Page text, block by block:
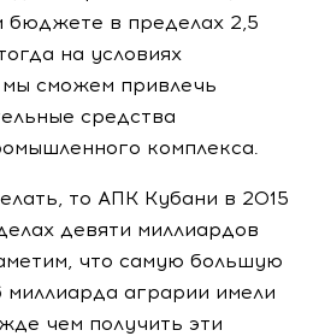
бюджете в пределах 2,5
на условиях
сможем привлечь
средства
комплекса.
то АПК Кубани в 2015
девяти миллиардов
что самую большую
аграрии имели
чем получить эти